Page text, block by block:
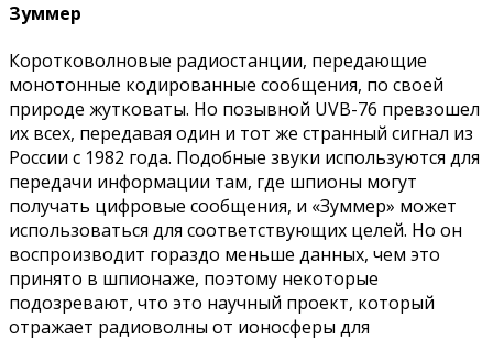
Зуммер
Коротковолновые радиостанции, передающие
монотонные кодированные сообщения, по своей
природе жутковаты. Но позывной UVB-76 превзошел
их всех, передавая один и тот же странный сигнал из
России с 1982 года. Подобные звуки используются для
передачи информации там, где шпионы могут
получать цифровые сообщения, и «Зуммер» может
использоваться для соответствующих целей. Но он
воспроизводит гораздо меньше данных, чем это
принято в шпионаже, поэтому некоторые
подозревают, что это научный проект, который
отражает радиоволны от ионосферы для